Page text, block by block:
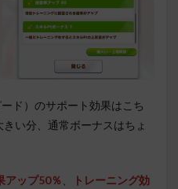
ド）のサポート効果はこち
い分、通常ボーナスはちょ
アップ50％
トレーニング効